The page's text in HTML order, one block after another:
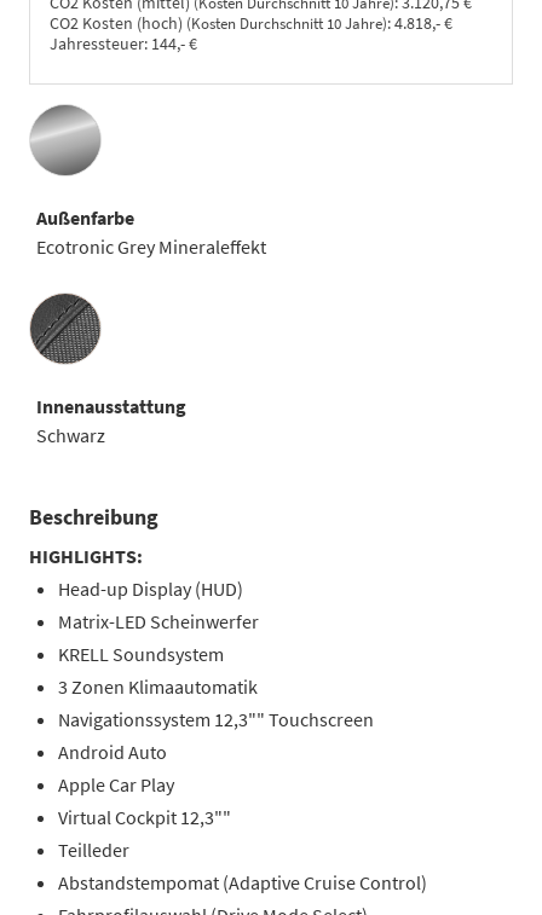
CO2 Kosten (hoch) (Kosten Durchschnitt 10 Jahre):4.818,- €
Jahressteuer: 144,- €
Außenfarbe
Ecotronic Grey Mineraleffekt
Innenausstattung
Innenausstattung
Schwarz
Beschreibung
HIGHLIGHTS:
Head-up Display (HUD)
Matrix-LED Scheinwerfer
KRELL Soundsystem
3 Zonen Klimaautomatik
Navigationssystem 12,3"" Touchscreen
Android Auto
Apple Car Play
Virtual Cockpit 12,3""
Teilleder
Abstandstempomat (Adaptive Cruise Control)